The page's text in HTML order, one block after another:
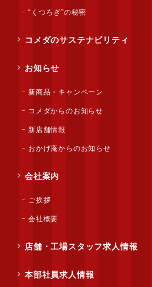
“くつろぎ”の秘密
コメダのサステナビリティ
お知らせ
新商品・キャンペーン
コメダからのお知らせ
新店舗情報
おかげ庵からのお知らせ
会社案内
ご挨拶
会社概要
店舗・工場スタッフ求人情報
本部社員求人情報